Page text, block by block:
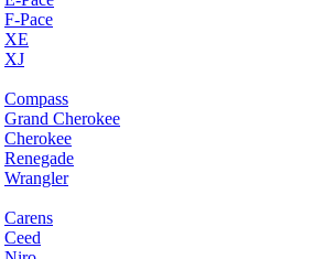
F-Pace
XE
XJ
Compass
Grand Cherokee
Cherokee
Renegade
Wrangler
Carens
Ceed